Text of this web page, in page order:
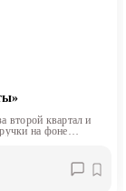
второй квартал и
на фоне